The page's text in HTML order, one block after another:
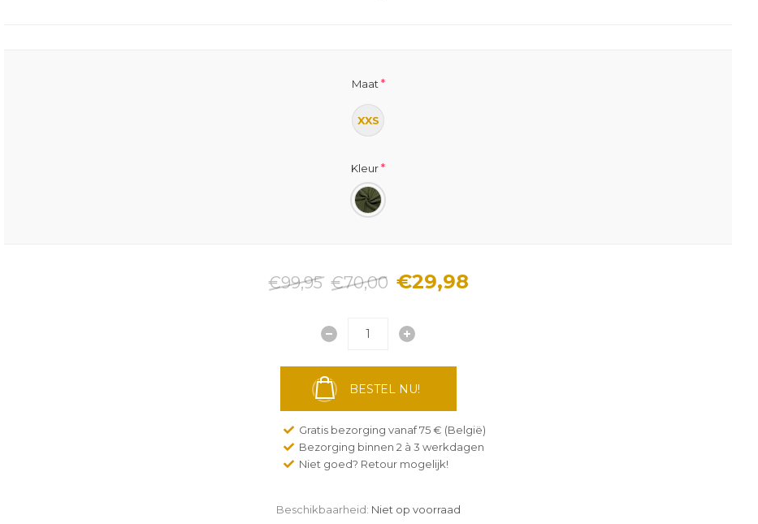
Maat *
XXS
Kleur*
€99,95 €70,00 €29,98
BESTEL NU!
Gratis bezorging vanaf 75 € (België)
Bezorging binnen 2 à 3 werkdagen
Niet goed? Retour mogelijk!
Beschikbaarheid: Niet op voorraad